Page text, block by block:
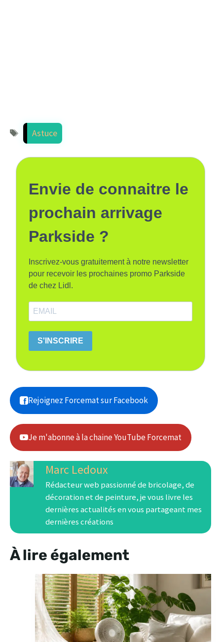
Étiquettes
Astuce
Envie de connaitre le
prochain arrivage
Parkside ?
Inscrivez-vous gratuitement à notre newsletter
pour recevoir les prochaines promo Parkside
de chez Lidl.
S'INSCRIRE
Rejoignez Forcemat sur Facebook
Je m'abonne à la chaine YouTube Forcemat
Marc Ledoux
Rédacteur web passionné de bricolage, de
décoration et de peinture, je vous livre les
dernières actualités en vous partageant mes
dernières créations
À lire également